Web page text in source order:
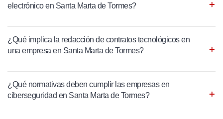
electrónico en Santa Marta de Tormes?
¿Qué implica la redacción de contratos tecnológicos en
una empresa en Santa Marta de Tormes?
¿Qué normativas deben cumplir las empresas en
ciberseguridad en Santa Marta de Tormes?